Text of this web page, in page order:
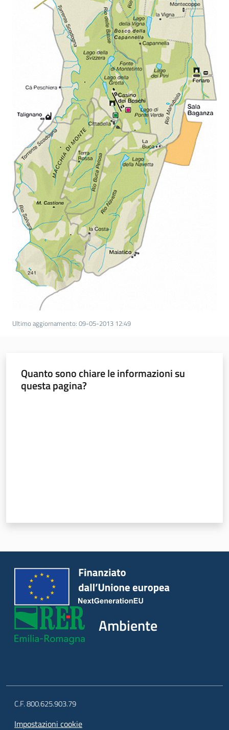
Ambiente
Argomenti
Novità
Servizi
Leggi Atti Bandi
Piani Programmi
Progetti
Ultimo aggiornamento: 09-05-2013 12:49
Quanto sono chiare le informazioni su
questa pagina?
Ambiente
C.F. 800.625.903.79
Impostazioni cookie